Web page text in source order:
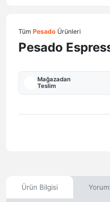
Tüm Pesado Ürünleri
Pesado
Mağazadan
Teslim
Ürün Bilgisi